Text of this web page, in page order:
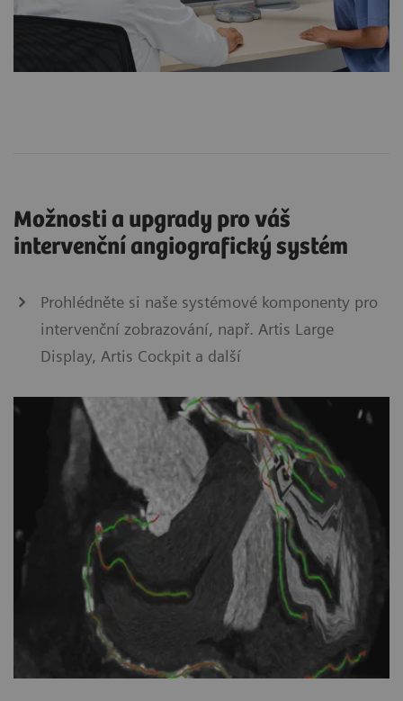
Možnosti a upgrady pro váš
intervenční angiografický systém
Prohlédněte si naše systémové komponenty pro
intervenční zobrazování, např. Artis Large
Display, Artis Cockpit a další